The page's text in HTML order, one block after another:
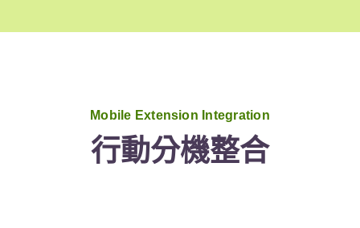
Mobile Extension Integration
行動分機整合